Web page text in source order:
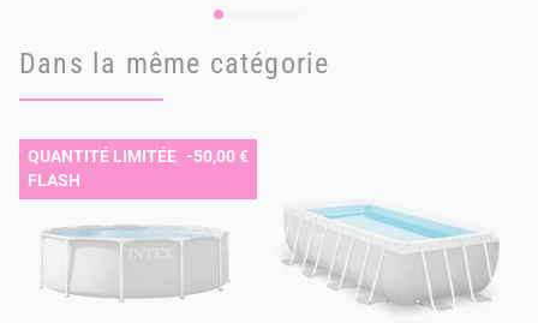
Dans la même catégorie
QUANTITÉ LIMITÉE, VENTE
FLASH
-50,00 €